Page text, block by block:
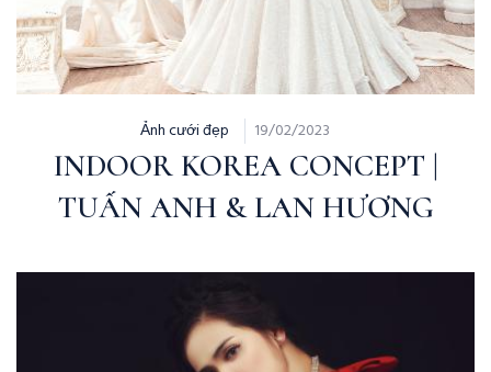
Ảnh cưới đẹp 19/02/2023
INDOOR KOREA CONCEPT |
TUẤN ANH & LAN HƯƠNG